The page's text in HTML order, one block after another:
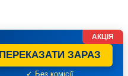
ПЕРЕКАЗАТИ ЗАРАЗ
✓ Без комісії
АКЦІЯ